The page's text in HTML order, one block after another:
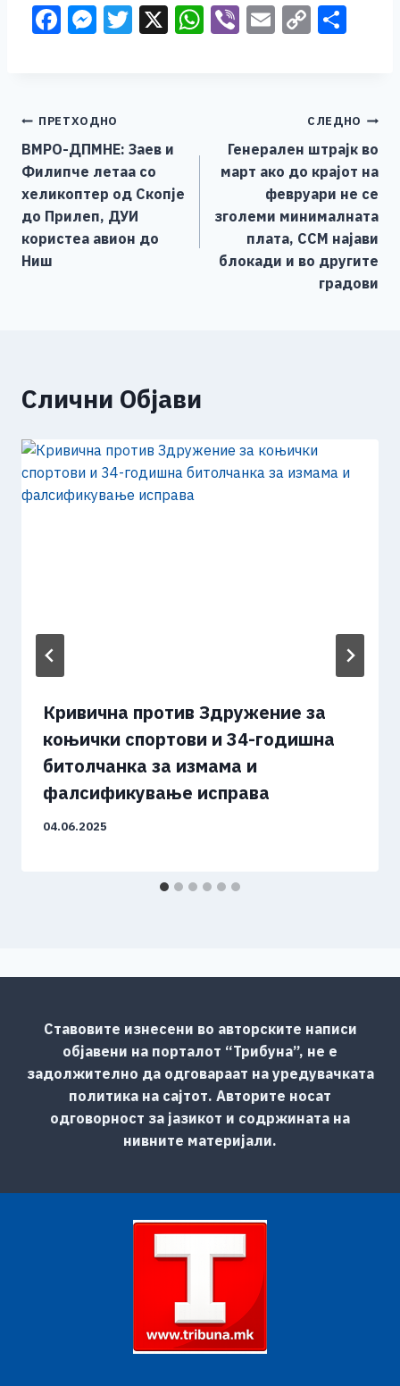
F
b
o
o
k
M
n
g
er
T X W Vi E C
Li
n
k
Навигација
на
напис
ПРЕТХОДНО
ВМРО-ДПМНЕ: Заев и
Филипче летаа со
хеликоптер од Скопје
до Прилеп, ДУИ
користеа авион до
Ниш
СЛЕДНО
Генерален штрајк во
март ако до крајот на
февруари не се
зголеми минималната
плата, ССМ најави
блокади и во другите
градови
Слични Објави
Кривична против Здружение за
коњички спортови и 34-годишна
битолчанка за измама и
фалсификување исправа
04.06.2025
Ставовите изнесени во авторските написи
објавени на порталот “Трибуна”, не е
задолжително да одговараат на уредувачката
политика на сајтот. Авторите носат
одговорност за јазикот и содржината на
нивните материјали.